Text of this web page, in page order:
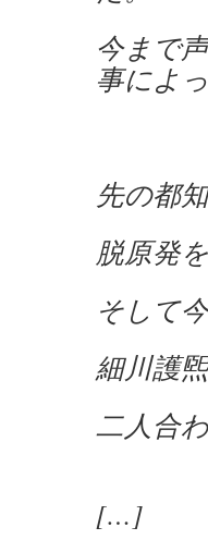
今まで
事によっ
先の都
脱原発
そして
細川護
二人合
[…]